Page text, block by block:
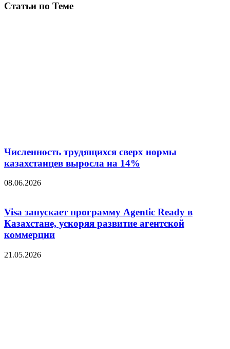
Статьи по Теме
Численность трудящихся сверх нормы
казахстанцев выросла на 14%
08.06.2026
Visa запускает программу Agentic Ready в
Казахстане, ускоряя развитие агентской
коммерции
21.05.2026